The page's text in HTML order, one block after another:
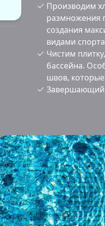
Производим
размножения
создания
видами
Чистим
бассейна.
швов,
Завершающий